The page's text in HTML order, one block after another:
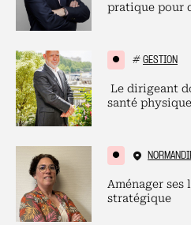
pratique pour
# GESTION
Le dirigeant
santé
Aménager
stratégique